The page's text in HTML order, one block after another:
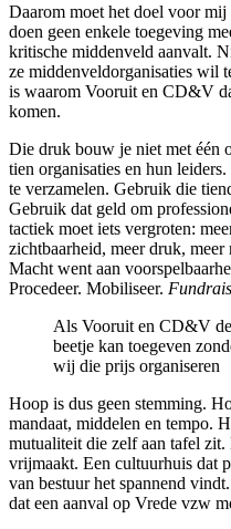
Daarom moet het doel voor mij
doen geen enkele toegeving
kritische middenveld aanvalt.
ze middenveldorganisaties wil
is waarom Vooruit en CD&V
komen.
Die druk bouw je niet met één
tien organisaties en hun
te verzamelen. Gebruik die
Gebruik dat geld om
tactiek moet iets vergroten:
zichtbaarheid, meer druk,
Macht went aan
Procedeer. Mobiliseer.
Als Vooruit en CD&V
beetje kan toegeven
wij die prijs organiseren
Hoop is dus geen stemming.
mandaat, middelen en tempo.
mutualiteit die zelf aan tafel
vrijmaakt. Een cultuurhuis dat
van bestuur het spannend
dat een aanval op Vrede vzw